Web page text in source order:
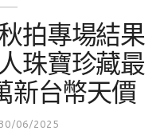
拍專場結果
珠寶珍藏最
新台幣天價
30/06/2025